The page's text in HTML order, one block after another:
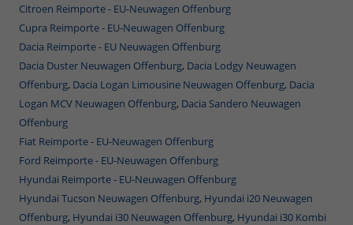
Citroen Reimporte - EU-Neuwagen Offenburg
Cupra Reimporte - EU-Neuwagen Offenburg
Dacia Reimporte - EU Neuwagen Offenburg
Dacia Duster Neuwagen Offenburg, Dacia Lodgy Neuwagen
Offenburg, Dacia Logan Limousine Neuwagen Offenburg, Dacia
Logan MCV Neuwagen Offenburg, Dacia Sandero Neuwagen
Offenburg
Fiat Reimporte - EU-Neuwagen Offenburg
Ford Reimporte - EU-Neuwagen Offenburg
Hyundai Reimporte - EU-Neuwagen Offenburg
Hyundai Tucson Neuwagen Offenburg, Hyundai i20 Neuwagen
Offenburg, Hyundai i30 Neuwagen Offenburg, Hyundai i30 Kombi